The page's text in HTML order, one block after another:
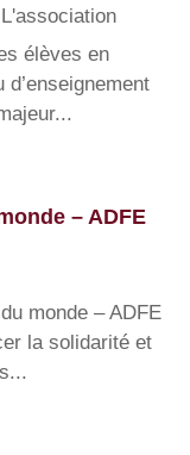
L'association
élèves en
– ADFE
monde – ADFE
la solidarité et